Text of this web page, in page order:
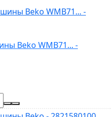
Beko WMB71... -